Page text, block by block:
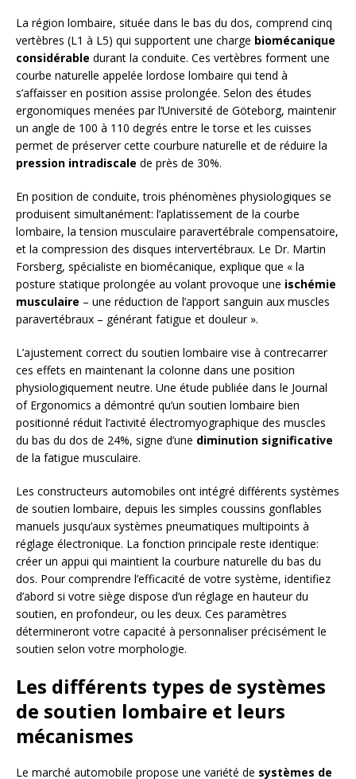
La région lombaire, située dans le bas du dos, comprend cinq
vertèbres (L1 à L5) qui supportent une charge biomécanique
considérable durant la conduite. Ces vertèbres forment une
courbe naturelle appelée lordose lombaire qui tend à
s’affaisser en position assise prolongée. Selon des études
ergonomiques menées par l’Université de Göteborg, maintenir
un angle de 100 à 110 degrés entre le torse et les cuisses
permet de préserver cette courbure naturelle et de réduire la
pression intradiscale de près de 30%.
En position de conduite, trois phénomènes physiologiques se
produisent simultanément: l’aplatissement de la courbe
lombaire, la tension musculaire paravertébrale compensatoire,
et la compression des disques intervertébraux. Le Dr. Martin
Forsberg, spécialiste en biomécanique, explique que « la
posture statique prolongée au volant provoque une ischémie
musculaire – une réduction de l’apport sanguin aux muscles
paravertébraux – générant fatigue et douleur ».
L’ajustement correct du soutien lombaire vise à contrecarrer
ces effets en maintenant la colonne dans une position
physiologiquement neutre. Une étude publiée dans le Journal
of Ergonomics a démontré qu’un soutien lombaire bien
positionné réduit l’activité électromyographique des muscles
du bas du dos de 24%, signe d’une diminution significative
de la fatigue musculaire.
Les constructeurs automobiles ont intégré différents systèmes
de soutien lombaire, depuis les simples coussins gonflables
manuels jusqu’aux systèmes pneumatiques multipoints à
réglage électronique. La fonction principale reste identique:
créer un appui qui maintient la courbure naturelle du bas du
dos. Pour comprendre l’efficacité de votre système, identifiez
d’abord si votre siège dispose d’un réglage en hauteur du
soutien, en profondeur, ou les deux. Ces paramètres
détermineront votre capacité à personnaliser précisément le
soutien selon votre morphologie.
Les différents types de systèmes
de soutien lombaire et leurs
mécanismes
Le marché automobile propose une variété de systèmes de